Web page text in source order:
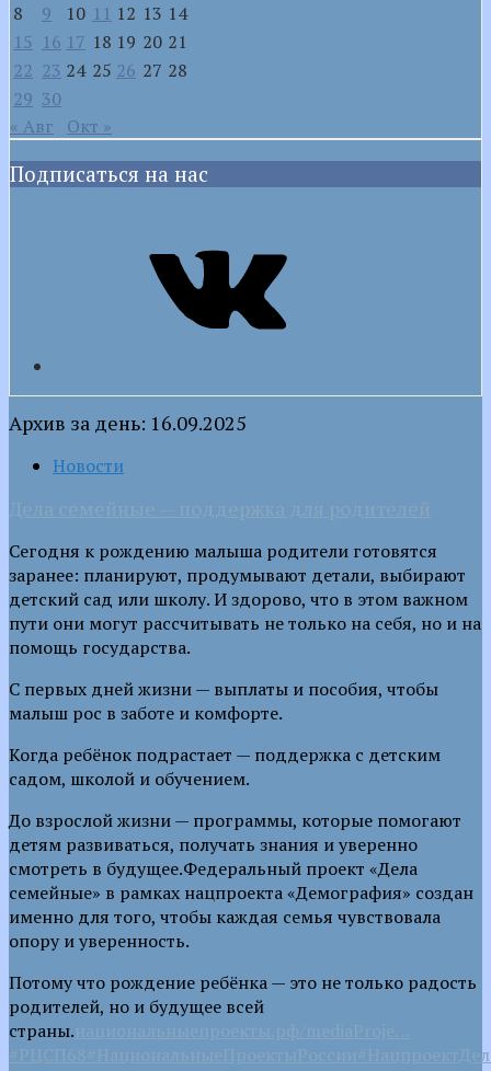
8
9 10 11 12 13 14
15 16 17 18 19 20 21
22 23 24 25 26 27 28
29 30
« Авг
Окт »
Подписаться на нас
Архив за день: 16.09.2025
Новости
Дела семейные — поддержка для родителей
Сегодня к рождению малыша родители готовятся
заранее: планируют, продумывают детали, выбирают
детский сад или школу. И здорово, что в этом важном
пути они могут рассчитывать не только на себя, но и на
помощь государства.
С первых дней жизни — выплаты и пособия, чтобы
малыш рос в заботе и комфорте.
Когда ребёнок подрастает — поддержка с детским
садом, школой и обучением.
До взрослой жизни — программы, которые помогают
детям развиваться, получать знания и уверенно
смотреть в будущее.Федеральный проект «Дела
семейные» в рамках нацпроекта «Демография» создан
именно для того, чтобы каждая семья чувствовала
опору и уверенность.
Потому что рождение ребёнка — это не только радость
родителей, но и будущее всей
страны.национальныепроекты.рф/mediaProje…
#РЦСП68 #НациональныеПроектыРоссии